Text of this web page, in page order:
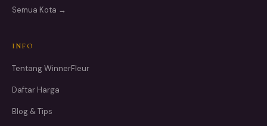
Semua Kota →
INFO
Tentang WinnerFleur
Daftar Harga
Blog & Tips